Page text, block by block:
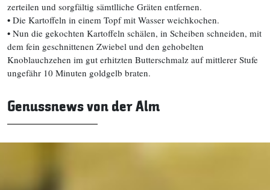
zerteilen und sorgfältig sämtlliche Gräten entfernen.
• Die Kartoffeln in einem Topf mit Wasser weichkochen.
• Nun die gekochten Kartoffeln schälen, in Scheiben schneiden, mit
dem fein geschnittenen Zwiebel und den gehobelten
Knoblauchzehen im gut erhitzten Butterschmalz auf mittlerer Stufe
ungefähr 10 Minuten goldgelb braten.
Genussnews von der Alm